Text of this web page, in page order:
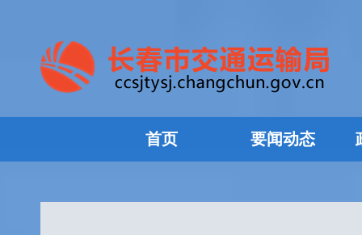
首页 要闻动态